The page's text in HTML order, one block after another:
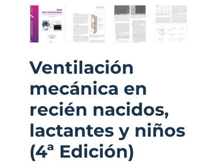
Ventilación
mecánica en
recién nacidos,
lactantes y niños
(4ª Edición)